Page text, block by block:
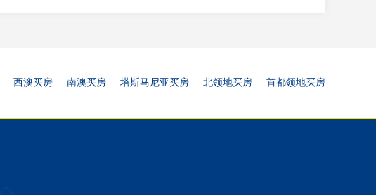
西澳买房 南澳买房 塔斯马尼亚买房 北领地买房 首都领地买房